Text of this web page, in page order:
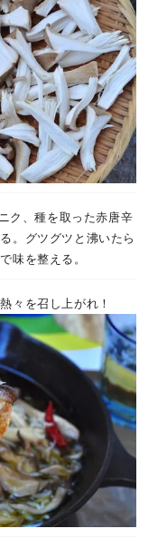
ク、種を取った赤唐辛
。グツグツと沸いたら
味を整える。
々を召し上がれ！